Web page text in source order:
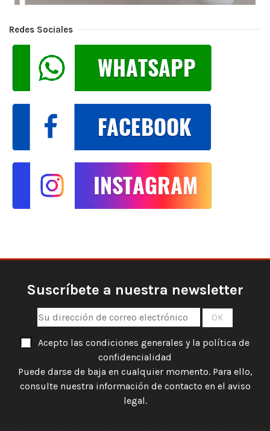
Redes Sociales
Suscríbete a nuestra newsletter
Acepto las condiciones generales y la política de
confidencialidad
Puede darse de baja en cualquier momento. Para ello,
consulte nuestra información de contacto en el aviso
legal.